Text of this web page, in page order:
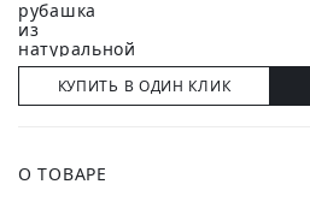
КУПИТЬ В ОДИН КЛИК
О ТОВАРЕ